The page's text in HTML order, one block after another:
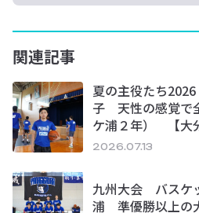
関連記事
夏の主役たち
子 天性の感覚で
ケ浦２年） 【大
2026.07.13
九州大会 バスケ
浦 準優勝以上の